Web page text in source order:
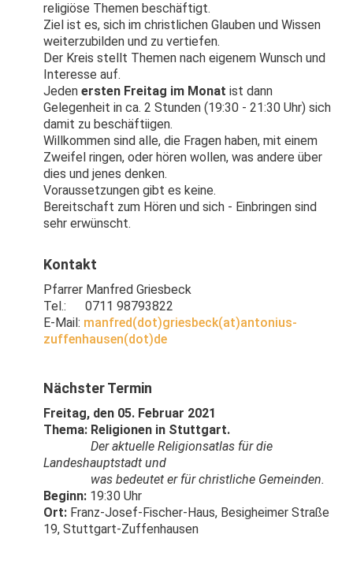
religiöse Themen beschäftigt.
Ziel ist es, sich im christlichen Glauben und Wissen
weiterzubilden und zu vertiefen.
Der Kreis stellt Themen nach eigenem Wunsch und
Interesse auf.
Jeden ersten Freitag im Monat ist dann
Gelegenheit in ca. 2 Stunden (19:30 - 21:30 Uhr) sich
damit zu beschäftiigen.
Willkommen sind alle, die Fragen haben, mit einem
Zweifel ringen, oder hören wollen, was andere über
dies und jenes denken.
Voraussetzungen gibt es keine.
Bereitschaft zum Hören und sich - Einbringen sind
sehr erwünscht.
Kontakt
Pfarrer Manfred Griesbeck
Tel.: 0711 98793822
E-Mail: manfred(dot)griesbeck(at)antonius-
zuffenhausen(dot)de
Nächster Termin
Freitag, den 05. Februar 2021
Thema: Religionen in Stuttgart.
Der aktuelle Religionsatlas für die
Landeshauptstadt und
was bedeutet er für christliche Gemeinden.
Beginn: 19:30 Uhr
Ort: Franz-Josef-Fischer-Haus, Besigheimer Straße
19, Stuttgart-Zuffenhausen